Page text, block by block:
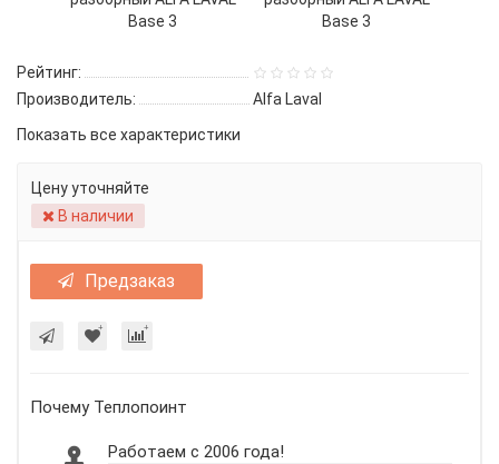
Рейтинг:
Производитель:
Alfa Laval
Показать все характеристики
Цену уточняйте
В наличии
Предзаказ
Почему Теплопоинт
Работаем с 2006 года!